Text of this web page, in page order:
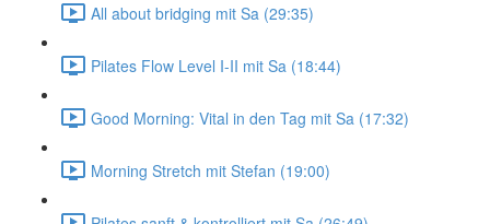
All about bridging mit Sa (29:35)
Pilates Flow Level I-II mit Sa (18:44)
Good Morning: Vital in den Tag mit Sa (17:32)
Morning Stretch mit Stefan (19:00)